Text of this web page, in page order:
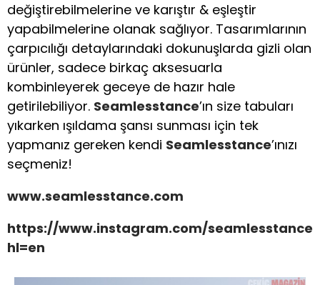
değiştirebilmelerine ve karıştır & eşleştir
yapabilmelerine olanak sağlıyor. Tasarımlarının
çarpıcılığı detaylarındaki dokunuşlarda gizli olan
ürünler, sadece birkaç aksesuarla
kombinleyerek geceye de hazır hale
getirilebiliyor. Seamlesstance’ın size tabuları
yıkarken ışıldama şansı sunması için tek
yapmanız gereken kendi Seamlesstance’ınızı
seçmeniz!
www.seamlesstance.com
https://www.instagram.com/seamlesstance/
hl=en